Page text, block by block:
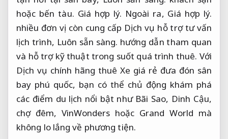
hoặc bến tàu. Giá hợp lý. Ngoài ra, Giá hợp lý.
nhiều đơn vị còn cung cấp Dịch vụ hỗ trợ tư vấn
lịch trình, Luôn sẵn sàng. hướng dẫn tham quan
và hỗ trợ kỹ thuật trong suốt quá trình thuê. Với
Dịch vụ chính hãng thuê Xe giá rẻ đưa đón sân
bay phú quốc, bạn có thể chủ động khám phá
các điểm du lịch nổi bật như Bãi Sao, Dinh Cậu,
chợ đêm, VinWonders hoặc Grand World mà
không lo lắng về phương tiện.